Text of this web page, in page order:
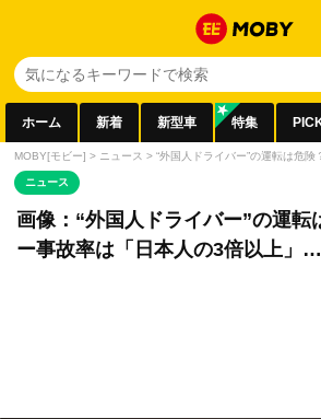
ホーム 新着 新型車 特集
MOBY[モビー] > ニュース > “外国人ドライバー”の運転は危
ニュース
画像：“外国人ドライバー”の運転
ー事故率は「日本人の3倍以上」